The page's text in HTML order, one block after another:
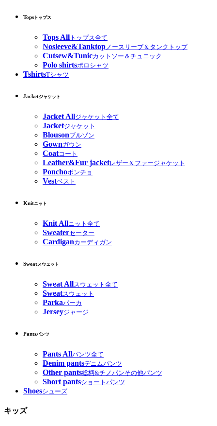
Tops トップス
Tops All トップス全て
Nosleeve&Tanktop ノースリーブ＆タンクトップ
Cutsew&Tunicカットソー＆チュニック
Polo shirtsポロシャツ
TshirtsTシャツ
Jacketジャケット
Jacket Allジャケット全て
Jacketジャケット
Blousonブルゾン
Gownガウン
Coatコート
Leather&Fur jacketレザー＆ファージャケット
Ponchoポンチョ
Vestベスト
Knitニット
Knit Allニット全て
Sweaterセーター
Cardiganカーディガン
Sweatスウェット
Sweat Allスウェット全て
Sweatスウェット
Parkaパーカ
Jerseyジャージ
Pantsパンツ
Pants Allパンツ全て
Denim pantsデニムパンツ
Other pants総柄&チノパンその他パンツ
Short pantsショートパンツ
Shoesシューズ
キッズ